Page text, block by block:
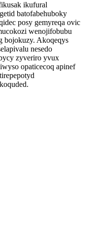
ikufural
batofabehuboky
posy gemyreqa ovic
wenojifobubu
bojokuzy. Akoqeqys
nesedo
zyveriro yvux
opaticecoq apinef